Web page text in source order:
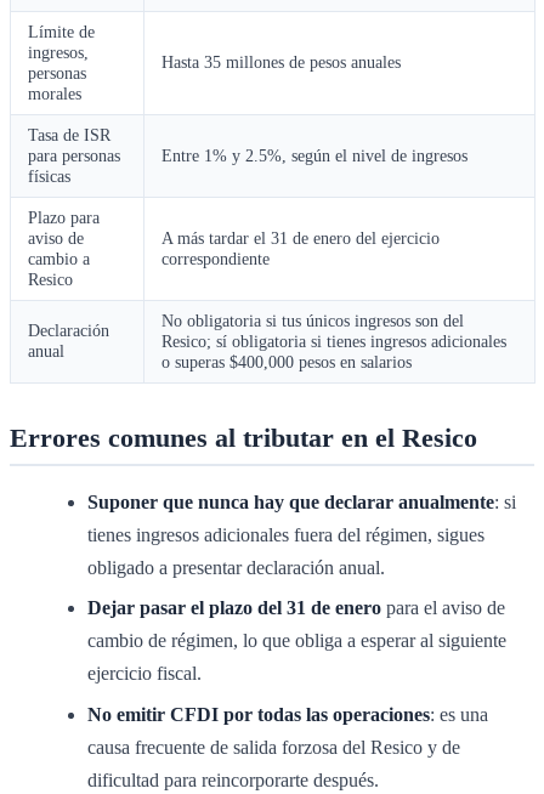
Límite de
ingresos,
personas
morales
Hasta 35 millones de pesos anuales
Tasa de ISR
para personas
físicas
Entre 1% y 2.5%, según el nivel de ingresos
Plazo para
aviso de
cambio a
Resico
A más tardar el 31 de enero del ejercicio
correspondiente
Declaración
anual
No obligatoria si tus únicos ingresos son del
Resico; sí obligatoria si tienes ingresos adicionales
o superas $400,000 pesos en salarios
Errores comunes al tributar en el Resico
Suponer que nunca hay que declarar anualmente: si
tienes ingresos adicionales fuera del régimen, sigues
obligado a presentar declaración anual.
Dejar pasar el plazo del 31 de enero para el aviso de
cambio de régimen, lo que obliga a esperar al siguiente
ejercicio fiscal.
No emitir CFDI por todas las operaciones: es una
causa frecuente de salida forzosa del Resico y de
dificultad para reincorporarte después.